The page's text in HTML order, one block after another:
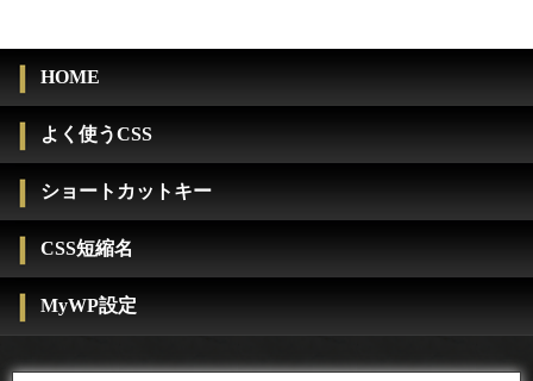
HOME
よく使うCSS
ショートカットキー
CSS短縮名
MyWP設定